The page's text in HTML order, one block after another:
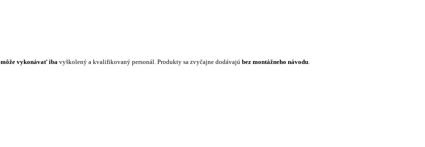
môže vykonávať iba vyškolený a kvalifikovaný personál. Produkty sa zvyčajne dodávajú bez montážneho návodu